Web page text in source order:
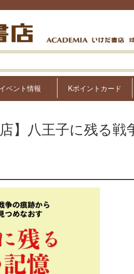
イベント情報 Kポイントカード
】八王子に残る